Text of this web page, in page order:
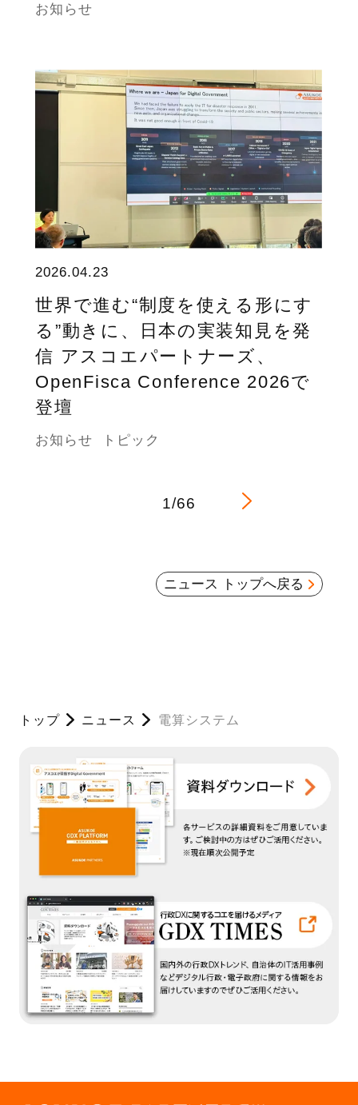
お知らせ
2026.04.23
世界で進む“制度を使える形にす
る”動きに、日本の実装知見を発
信 アスコエパートナーズ、
OpenFisca Conference 2026で
登壇
お知らせ トピック
1/66
ニュース トップへ戻る
トップ ニュース 電算システム